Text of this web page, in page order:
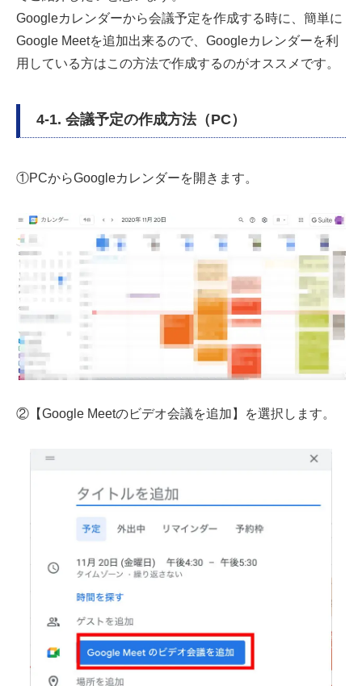
Googleカレンダーから会議予定を作成する時に、簡単に
Google Meetを追加出来るので、Googleカレンダーを利
用している方はこの方法で作成するのがオススメです。
4-1. 会議予定の作成方法（PC）
①PCからGoogleカレンダーを開きます。
②【Google Meetのビデオ会議を追加】を選択します。